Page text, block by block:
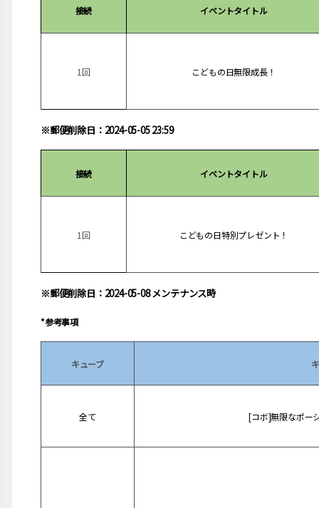
接続 イベントタイトル
1回 こどもの日無限成長！
※郵便削除日：2024-05-05 23:59
接続 イベントタイトル
1回 こどもの日特別プレゼント！
※郵便削除日：2024-05-08 メンテナンス時
*参考事項
キューブ
全て [コボ]無限なポー